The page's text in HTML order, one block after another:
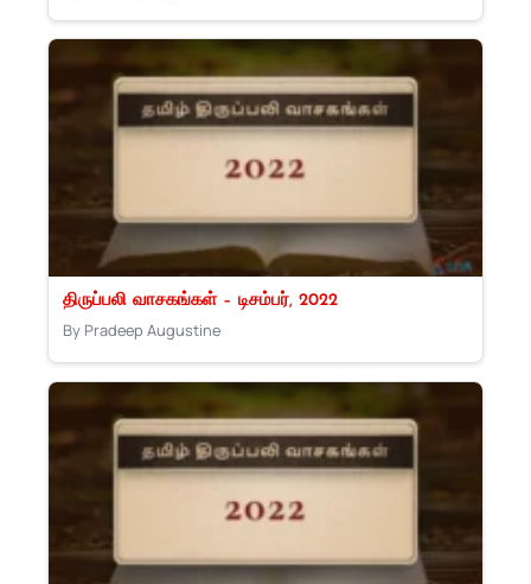
திருப்பலி வாசகங்கள் – டிசம்பர், 2022
By Pradeep Augustine